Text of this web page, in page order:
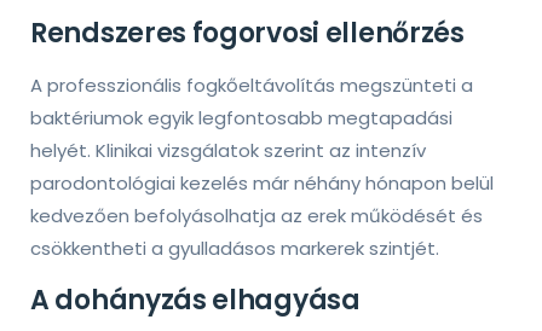
Rendszeres fogorvosi ellenőrzés
A professzionális fogkőeltávolítás megszünteti a
baktériumok egyik legfontosabb megtapadási
helyét. Klinikai vizsgálatok szerint az intenzív
parodontológiai kezelés már néhány hónapon belül
kedvezően befolyásolhatja az erek működését és
csökkentheti a gyulladásos markerek szintjét.
A dohányzás elhagyása